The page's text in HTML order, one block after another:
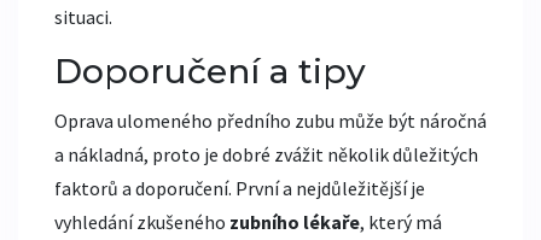
situaci.
Doporučení a tipy
Oprava ulomeného předního zubu může být náročná
a nákladná, proto je dobré zvážit několik důležitých
faktorů a doporučení. První a nejdůležitější je
vyhledání zkušeného zubního lékaře, který má